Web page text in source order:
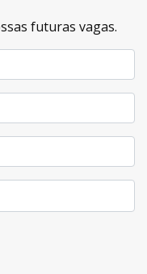
futuras vagas.